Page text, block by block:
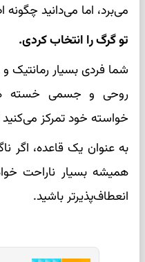
می‌برد، اما می‌دانید چگونه
تو گرگ را انتخاب کردی.
شما فردی بسیار رمانتیک
روحی و جسمی خسته
خواسته خود تمرکز می‌کنید
به عنوان یک قاعده، اگر
همیشه بسیار ناراحت
انعطاف‌پذیرتر باشید.